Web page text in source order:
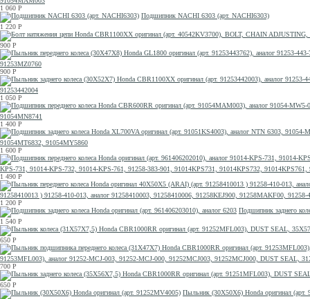
1 060 Р
Подшипник NACHI 6303 (арт. NACHI6303)
1 220 Р
900 Р
91253MZ0760
900 Р
91253442004
1 050 Р
91054MN8741
1 400 Р
91054MT6832, 91054MY5860
1 600 Р
KPS-731, 91014-KPS-732, 91014-KPS-761, 91258-383-901, 91014KPS731, 91014KPS732, 91014KPS761,
1 490 Р
91258410013 ) 91258-410-013, аналог 91258410003, 91258410006, 91258KEJ900, 91258MAKF00,
1 200 Р
Подшипник заднего
1 540 Р
650 Р
91253MFL003), аналог 91252-MCJ-003, 91252-MCJ-000, 91252MCJ003, 91252MCJ000, DUST SEAL,
700 Р
650 Р
Пыльник (30X50X6) Honda оригинал (арт.